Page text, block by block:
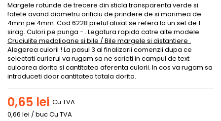
Margele rotunde de trecere din sticla transparenta verde si
fatete avand diametru orificiu de prindere de si marimea de
4mm pe 4mm. Cod 6228 pretul afisat se refera la un set de 1
sirag. Culori pe punga - . Legatura rapida catre alte modele
Cruciulite medalioane si bile / Bile margele si distantiere .
Alegerea culorii ! La pasul 3 al finalizarii comenzii dupa ce
selectati curierul va rugam sa ne scrieti in campul de text
culoarea dorita si cantitatea aferenta culorii. In cos va rugam sa
introduceti doar cantitatea totala dorita.
0,65 lei Cu TVA
0,66 lei / buc Cu TVA